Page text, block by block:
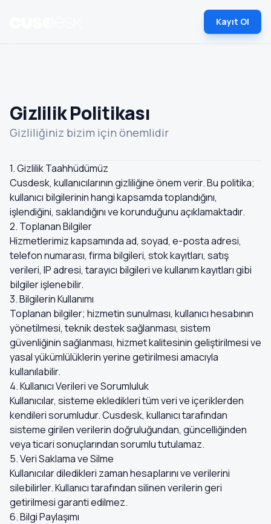
Kayıt Ol
Gizlilik Politikası
Gizliliğiniz bizim için önemlidir
1. Gizlilik Taahhüdümüz
Cusdesk, kullanıcılarının gizliliğine önem verir. Bu politika;
kullanıcı bilgilerinin hangi kapsamda toplandığını,
işlendiğini, saklandığını ve korunduğunu açıklamaktadır.
2. Toplanan Bilgiler
Hizmetlerimiz kapsamında ad, soyad, e-posta adresi,
telefon numarası, firma bilgileri, stok kayıtları, satış
verileri, IP adresi, tarayıcı bilgileri ve kullanım kayıtları gibi
bilgiler işlenebilir.
3. Bilgilerin Kullanımı
Toplanan bilgiler; hizmetin sunulması, kullanıcı hesabının
yönetilmesi, teknik destek sağlanması, sistem
güvenliğinin sağlanması, hizmet kalitesinin geliştirilmesi ve
yasal yükümlülüklerin yerine getirilmesi amacıyla
kullanılabilir.
4. Kullanıcı Verileri ve Sorumluluk
Kullanıcılar, sisteme ekledikleri tüm veri ve içeriklerden
kendileri sorumludur. Cusdesk, kullanıcı tarafından
sisteme girilen verilerin doğruluğundan, güncelliğinden
veya ticari sonuçlarından sorumlu tutulamaz.
5. Veri Saklama ve Silme
Kullanıcılar diledikleri zaman hesaplarını ve verilerini
silebilirler. Kullanıcı tarafından silinen verilerin geri
getirilmesi garanti edilmez.
6. Bilgi Paylaşımı